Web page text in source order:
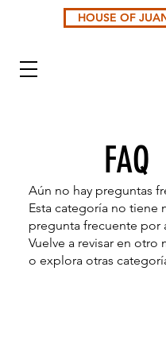
HOUSE OF
FAQ
Aún no hay preguntas
Esta categoría no tiene
pregunta frecuente por
Vuelve a revisar en otro
o explora otras